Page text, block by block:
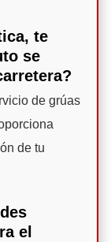
te
se
de grúas
de tu
el